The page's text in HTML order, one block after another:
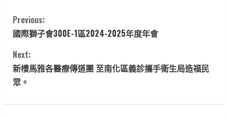
C
o
n
t
Previous:
國際獅子會300E-1區2024-2025年度年會
Next:
新樓馬雅各醫療傳道團 至南化區義診攜手衛生局造福民
眾。